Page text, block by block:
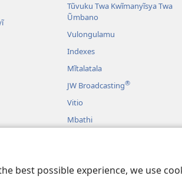
best possible experience, we use
Tũvuku Twa Kwĩmanyĩsya Twa
Ũmbano
Vulongulamu
Indexes
Mĩtalatala
JW Broadcasting®
Vitio
Mbathi
Kũsoma